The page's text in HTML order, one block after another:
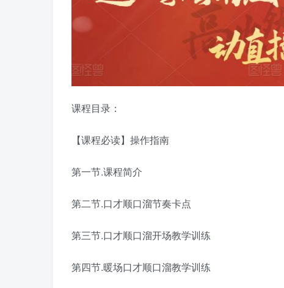
课程目录：
【课程必读】操作指南
第一节.课程简介
第二节.口才顺口溜节奏卡点
第三节.口才顺口溜开场教学训练
第四节.暖场口才顺口溜教学训练